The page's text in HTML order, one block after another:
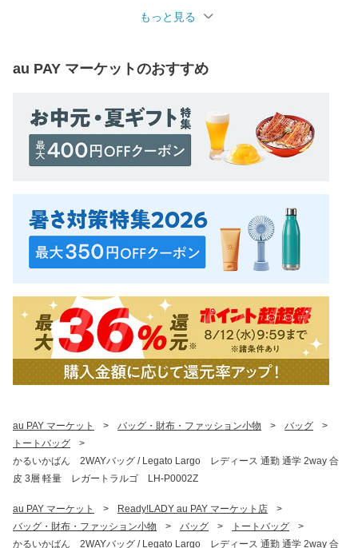
もっと見る
au PAY マーケットのおすすめ
au PAY マーケット > バッグ・財布・ファッション小物 > バッグ
>
トートバッグ
>
かるいかばん 2WAYバッグ / Legato Largo レディース 通勤 通学 2way 合
皮 3層 軽量 レガートラルゴ LH-P0002Z
au PAY マーケット > Ready!LADY au PAY マーケット店
>
バッグ・財布・ファッション小物
> バッグ > トートバッグ
>
かるいかばん 2WAYバッグ / Legato Largo レディース 通勤 通学 2way 合